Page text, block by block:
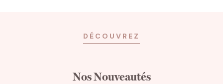
DÉCOUVREZ
Nos Nouveautés